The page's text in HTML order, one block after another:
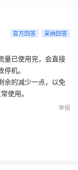
官方回答 采纳回答
量已使用完，会直接
机。
余的减少一点，以免
使用。
举报